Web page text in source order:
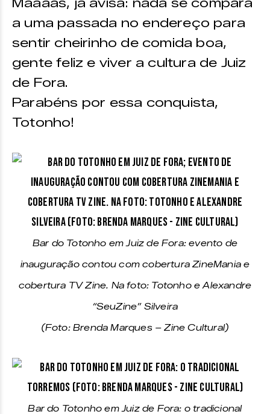
Maaaas, já avisa: nada se compara
a uma passada no endereço para
sentir cheirinho de comida boa,
gente feliz e viver a cultura de Juiz
de Fora.
Parabéns por essa conquista,
Totonho!
Bar do Totonho em Juiz de Fora: evento de
inauguração contou com cobertura ZineMania e
cobertura TV Zine. Na foto: Totonho e Alexandre
“SeuZine” Silveira
(Foto: Brenda Marques – Zine Cultural)
Bar do Totonho em Juiz de Fora: o tradicional